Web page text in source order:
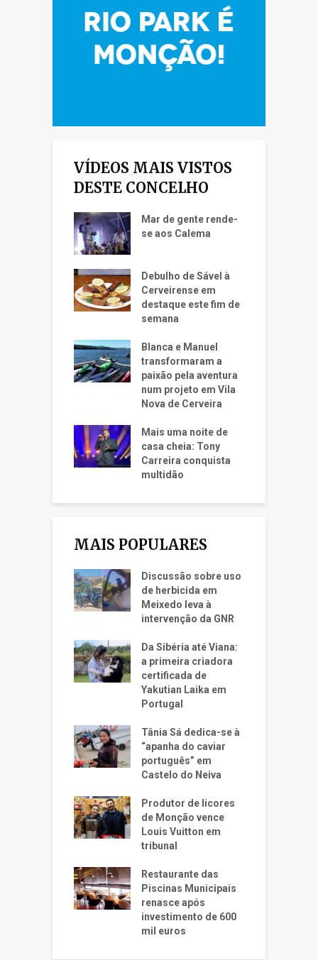
VÍDEOS MAIS VISTOS
DESTE CONCELHO
Mar de gente rende-
se aos Calema
Debulho de Sável à
Cerveirense em
destaque este fim de
semana
Blanca e Manuel
transformaram a
paixão pela aventura
num projeto em Vila
Nova de Cerveira
Mais uma noite de
casa cheia: Tony
Carreira conquista
multidão
MAIS POPULARES
Discussão sobre uso
de herbicida em
Meixedo leva à
intervenção da GNR
Da Sibéria até Viana:
a primeira criadora
certificada de
Yakutian Laika em
Portugal
Tânia Sá dedica-se à
“apanha do caviar
português” em
Castelo do Neiva
Produtor de licores
de Monção vence
Louis Vuitton em
tribunal
Restaurante das
Piscinas Municipais
renasce após
investimento de 600
mil euros